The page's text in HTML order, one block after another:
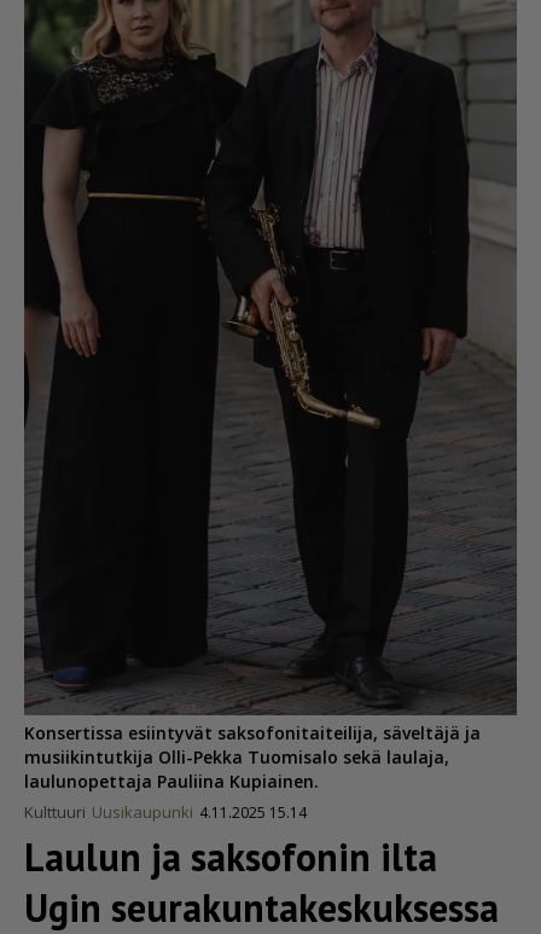
Konsertissa esiintyvät saksofonitaiteilija, säveltäjä ja
musiikintutkija Olli-Pekka Tuomisalo sekä laulaja,
laulunopettaja Pauliina Kupiainen.
Kulttuuri Uusikaupunki 4.11.2025 15.14
Laulun ja saksofonin ilta
Ugin seura­kun­ta­kes­kuk­sessa